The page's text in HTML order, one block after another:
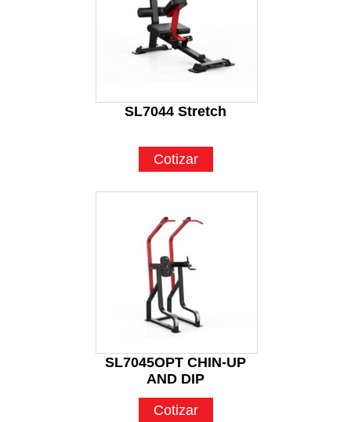
SL7044 Stretch
Cotizar
SL7045OPT CHIN-UP
AND DIP
Cotizar